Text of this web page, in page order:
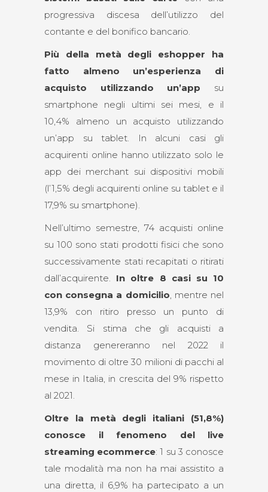
progressiva discesa dell’utilizzo del
contante e del bonifico bancario.
Più della metà degli eshopper ha
fatto almeno un’esperienza di
acquisto utilizzando un’app su
smartphone negli ultimi sei mesi, e il
10,4% almeno un acquisto utilizzando
un’app su tablet. In alcuni casi gli
acquirenti online hanno utilizzato solo le
app dei merchant sui dispositivi mobili
(l’1,5% degli acquirenti online su tablet e il
17,9% su smartphone).
Nell’ultimo semestre, 74 acquisti online
su 100 sono stati prodotti fisici che sono
successivamente stati recapitati o ritirati
dall’acquirente. In oltre 8 casi su 10
con consegna a domicilio, mentre nel
13,9% con ritiro presso un punto di
vendita. Si stima che gli acquisti a
distanza genereranno nel 2022 il
movimento di oltre 30 milioni di pacchi al
mese in Italia, in crescita del 9% rispetto
al 2021.
Oltre la metà degli italiani (51,8%)
conosce il fenomeno del live
streaming ecommerce: 1 su 3 conosce
tale modalità ma non ha mai assistito a
una diretta, il 6,9% ha partecipato a un